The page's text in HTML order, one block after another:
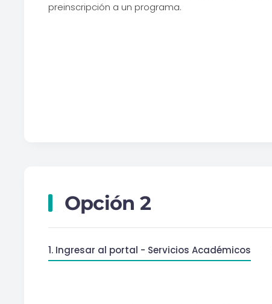
preinscripción a un programa.
Opción 2
1. Ingresar al portal - Servicios Académicos